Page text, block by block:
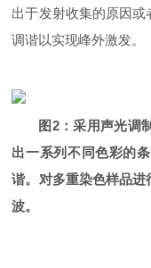
出于发射收集的原因
调谐以实现峰外激发。
图2：采用声光调
出一系列不同色彩的
谐。对多重染色样品进
波。